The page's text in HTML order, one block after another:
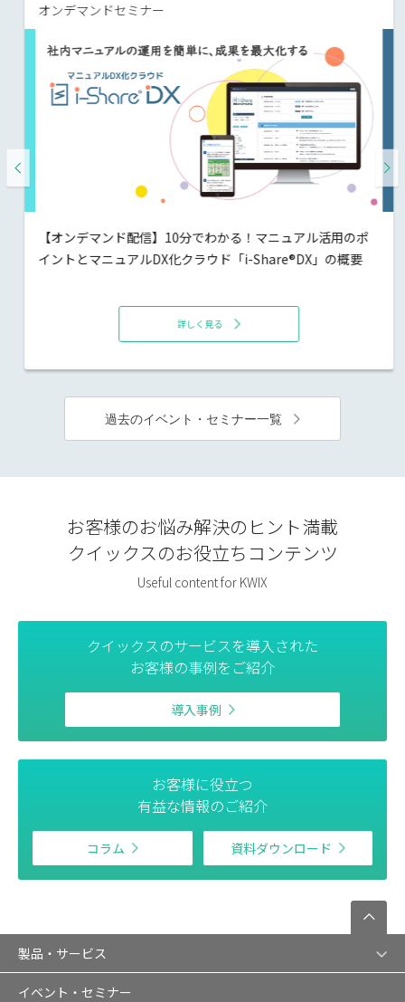
オンデマンドセミナー
【オンデマンド配信】10分でわかる！マニュアル活用のポ
イントとマニュアルDX化クラウド「i-Share®DX」の概要
詳しく見る
過去のイベント・セミナー一覧
お客様のお悩み解決のヒント満載
クイックスのお役立ちコンテンツ
Useful content for KWIX
クイックスのサービスを導入された
お客様の事例をご紹介
導入事例
お客様に役立つ
有益な情報のご紹介
コラム 資料ダウンロード
製品・サービス
イベント・セミナー